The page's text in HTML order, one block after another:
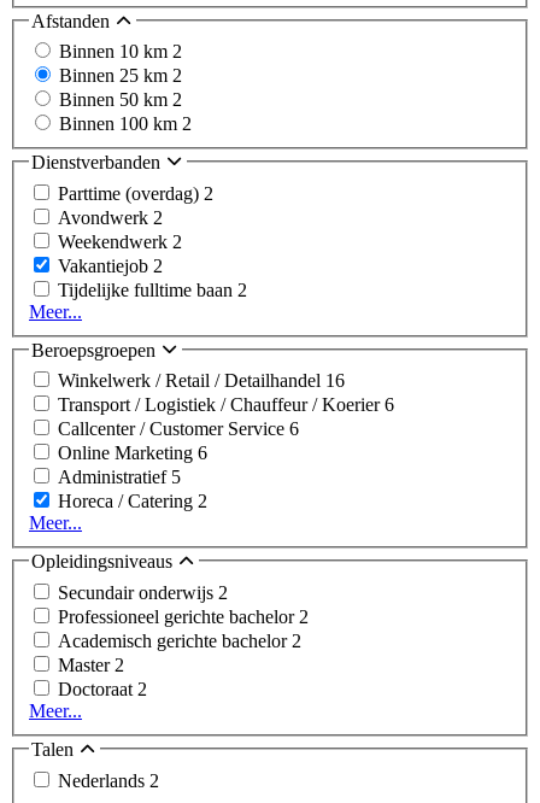
Afstanden
Binnen 10 km 2
Binnen 25 km 2
Binnen 50 km 2
Binnen 100 km 2
Dienstverbanden
Parttime (overdag) 2
Avondwerk 2
Weekendwerk 2
Vakantiejob 2
Tijdelijke fulltime baan 2
Meer...
Beroepsgroepen
Winkelwerk / Retail / Detailhandel 16
Transport / Logistiek / Chauffeur / Koerier6
Callcenter / Customer Service 6
Online Marketing 6
Administratief 5
Horeca / Catering 2
Meer...
Opleidingsniveaus
Secundair onderwijs 2
Professioneel gerichte bachelor 2
Academisch gerichte bachelor 2
Master 2
Doctoraat 2
Meer...
Talen
Nederlands 2